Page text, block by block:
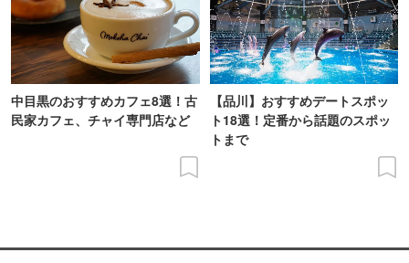
中目黒のおすすめカフェ8選！古
民家カフェ、チャイ専門店など
【品川】おすすめデートスポッ
ト18選！定番から話題のスポッ
トまで